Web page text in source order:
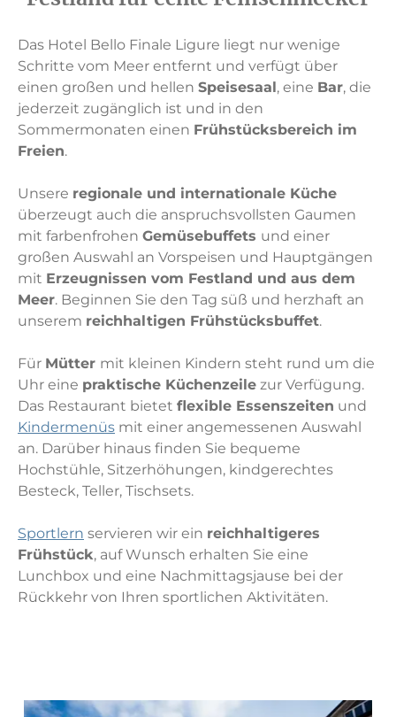
Das Hotel Bello Finale Ligure liegt nur wenige
Schritte vom Meer entfernt und verfügt über
einen großen und hellen Speisesaal, eine Bar, die
jederzeit zugänglich ist und in den
Sommermonaten einen Frühstücksbereich im
Freien.
Unsere regionale und internationale Küche
überzeugt auch die anspruchsvollsten Gaumen
mit farbenfrohen Gemüsebuffets und einer
großen Auswahl an Vorspeisen und Hauptgängen
mit Erzeugnissen vom Festland und aus dem
Meer. Beginnen Sie den Tag süß und herzhaft an
unserem reichhaltigen Frühstücksbuffet.
Für Mütter mit kleinen Kindern steht rund um die
Uhr eine praktische Küchenzeile zur Verfügung.
Das Restaurant bietet flexible Essenszeiten und
Kindermenüs mit einer angemessenen Auswahl
an. Darüber hinaus finden Sie bequeme
Hochstühle, Sitzerhöhungen, kindgerechtes
Besteck, Teller, Tischsets.
Sportlern servieren wir ein reichhaltigeres
Frühstück, auf Wunsch erhalten Sie eine
Lunchbox und eine Nachmittagsjause bei der
Rückkehr von Ihren sportlichen Aktivitäten.